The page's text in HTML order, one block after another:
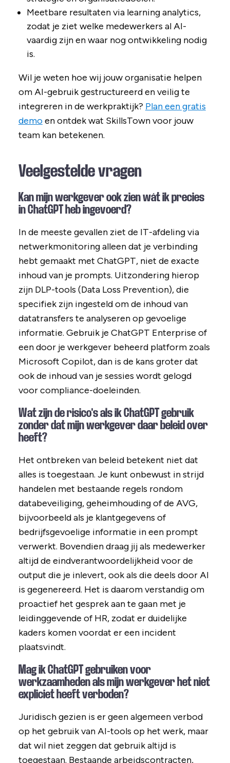
Meetbare resultaten via learning analytics,
zodat je ziet welke medewerkers al AI-
vaardig zijn en waar nog ontwikkeling nodig
is.
Wil je weten hoe wij jouw organisatie helpen
om AI-gebruik gestructureerd en veilig te
integreren in de werkpraktijk? Plan een gratis
demoen ontdek wat SkillsTown voor jouw
team kan betekenen.
Veelgestelde vragen
Kan mijn werkgever ook zien wát ik precies
in ChatGPT heb ingevoerd?
In de meeste gevallen ziet de IT-afdeling via
netwerkmonitoring alleen dat je verbinding
hebt gemaakt met ChatGPT, niet de exacte
inhoud van je prompts. Uitzondering hierop
zijn DLP-tools (Data Loss Prevention), die
specifiek zijn ingesteld om de inhoud van
datatransfers te analyseren op gevoelige
informatie. Gebruik je ChatGPT Enterprise of
een door je werkgever beheerd platform zoals
Microsoft Copilot, dan is de kans groter dat
ook de inhoud van je sessies wordt gelogd
voor compliance-doeleinden.
Wat zijn de risico's als ik ChatGPT gebruik
zonder dat mijn werkgever daar beleid over
heeft?
Het ontbreken van beleid betekent niet dat
alles is toegestaan. Je kunt onbewust in strijd
handelen met bestaande regels rondom
databeveiliging, geheimhouding of de AVG,
bijvoorbeeld als je klantgegevens of
bedrijfsgevoelige informatie in een prompt
verwerkt. Bovendien draag jij als medewerker
altijd de eindverantwoordelijkheid voor de
output die je inlevert, ook als die deels door AI
is gegenereerd. Het is daarom verstandig om
proactief het gesprek aan te gaan met je
leidinggevende of HR, zodat er duidelijke
kaders komen voordat er een incident
plaatsvindt.
Mag ik ChatGPT gebruiken voor
werkzaamheden als mijn werkgever het niet
expliciet heeft verboden?
Juridisch gezien is er geen algemeen verbod
op het gebruik van AI-tools op het werk, maar
dat wil niet zeggen dat gebruik altijd is
toegestaan. Bestaande arbeidscontracten,